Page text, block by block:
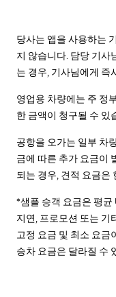
당사는 앱을 사용하는
지 않습니다. 담당 기사
는 경우, 기사님에게 즉
영업용 차량에는 주 정
한 금액이 청구될 수 있
공항을 오가는 일부 차
금에 따른 추가 요금이
되는 경우, 견적 요금은
*샘플 승객 요금은 평균
지연, 프로모션 또는 기
고정 요금 및 최소 요금
승차 요금은 달라질 수